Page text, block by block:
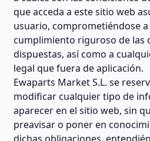
que acceda a este sitio web
usuario, comprometiéndose
cumplimiento riguroso de las
dispuestas, así como a
legal que fuera de aplicación.
Ewaparts Market S.L. se
modificar cualquier tipo de
aparecer en el sitio web, sin
preavisar o poner en